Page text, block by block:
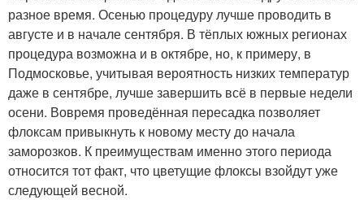
разное время. Осенью процедуру лучше проводить в
августе и в начале сентября. В тёплых южных регионах
процедура возможна и в октябре, но, к примеру, в
Подмосковье, учитывая вероятность низких температур
даже в сентябре, лучше завершить всё в первые недели
осени. Вовремя проведённая пересадка позволяет
флоксам привыкнуть к новому месту до начала
заморозков. К преимуществам именно этого периода
относится тот факт, что цветущие флоксы взойдут уже
следующей весной.